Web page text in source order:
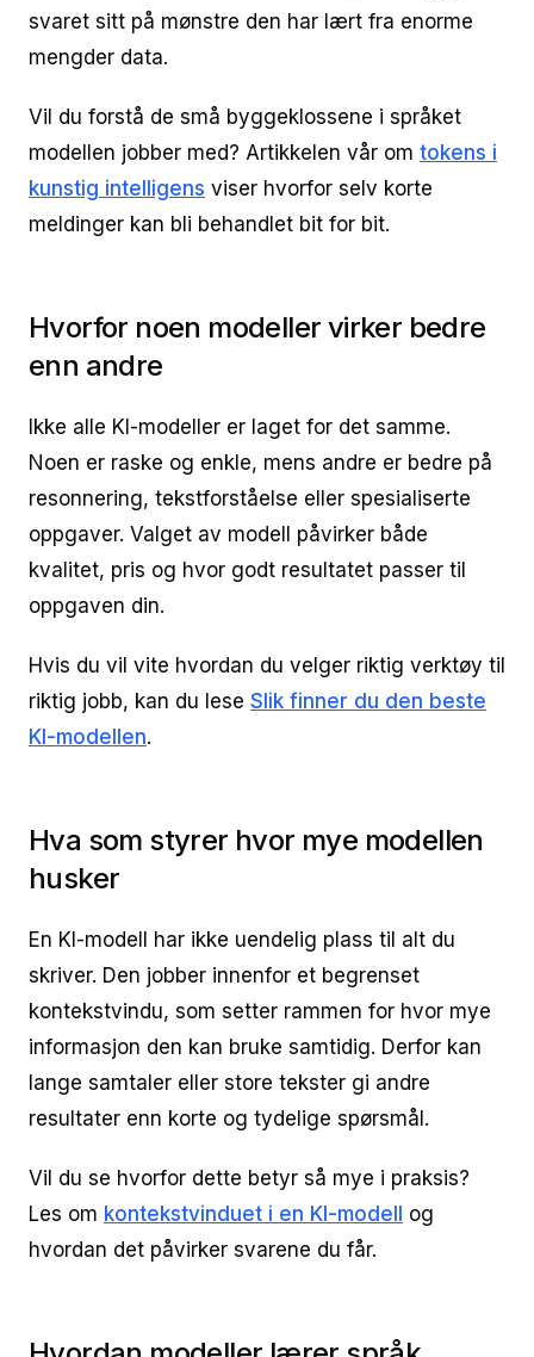
svaret sitt på mønstre den har lært fra enorme
mengder data.
Vil du forstå de små byggeklossene i språket
modellen jobber med? Artikkelen vår om tokens i
kunstig intelligens viser hvorfor selv korte
meldinger kan bli behandlet bit for bit.
Hvorfor noen modeller virker bedre
enn andre
Ikke alle KI-modeller er laget for det samme.
Noen er raske og enkle, mens andre er bedre på
resonnering, tekstforståelse eller spesialiserte
oppgaver. Valget av modell påvirker både
kvalitet, pris og hvor godt resultatet passer til
oppgaven din.
Hvis du vil vite hvordan du velger riktig verktøy til
riktig jobb, kan du lese Slik finner du den beste
KI-modellen.
Hva som styrer hvor mye modellen
husker
En KI-modell har ikke uendelig plass til alt du
skriver. Den jobber innenfor et begrenset
kontekstvindu, som setter rammen for hvor mye
informasjon den kan bruke samtidig. Derfor kan
lange samtaler eller store tekster gi andre
resultater enn korte og tydelige spørsmål.
Vil du se hvorfor dette betyr så mye i praksis?
Les om kontekstvinduet i en KI-modell
og
hvordan det påvirker svarene du får.